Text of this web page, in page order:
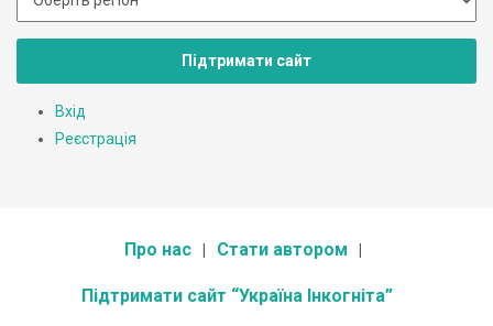
Підтримати сайт
Вхід
Реєстрація
Про нас Стати автором
Підтримати сайт “Україна Інкогніта”